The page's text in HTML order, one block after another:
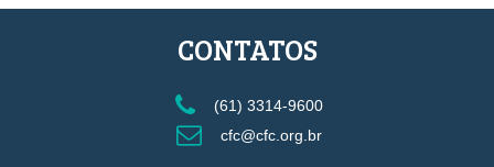
CONTATOS
(61) 3314-9600
cfc@cfc.org.br